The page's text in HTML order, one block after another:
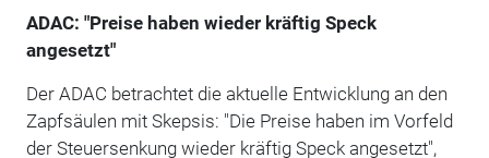
ADAC: "Preise haben wieder kräftig Speck
angesetzt"
Der ADAC betrachtet die aktuelle Entwicklung an den
Zapfsäulen mit Skepsis: "Die Preise haben im Vorfeld
der Steuersenkung wieder kräftig Speck angesetzt",